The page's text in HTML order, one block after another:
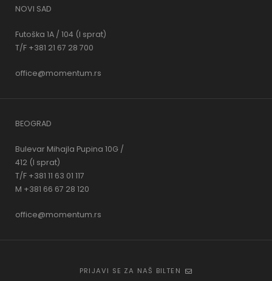
NOVI SAD
Futoška 1A / 104 (I sprat)
T/F +381 21 67 28 700
office@momentum.rs
BEOGRAD
Bulevar Mihajla Pupina 10G /
412 (I sprat)
T/F +381 11 63 01 117
M +381 66 67 28 120
office@momentum.rs
PRIJAVI SE ZA NAŠ BILTEN